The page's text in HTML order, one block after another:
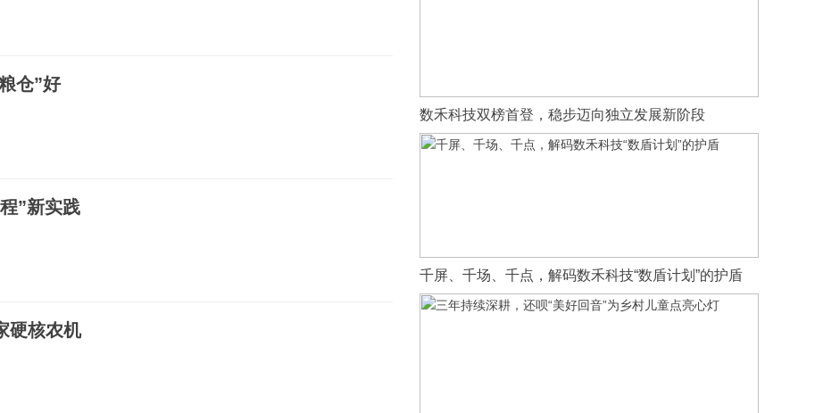
仓”好
”新实践
硬核农机
数禾科技双榜首登，稳步迈向独立发展新阶段
千屏、千场、千点，解码数禾科技“数盾计划”的护盾